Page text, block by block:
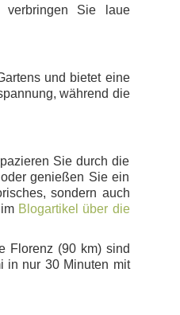
verbringen Sie laue
und bietet eine
, während die
Sie durch die
genießen Sie ein
sondern auch
Blogartikel über die
Florenz (90 km)sind
in nur 30 Minuten mit